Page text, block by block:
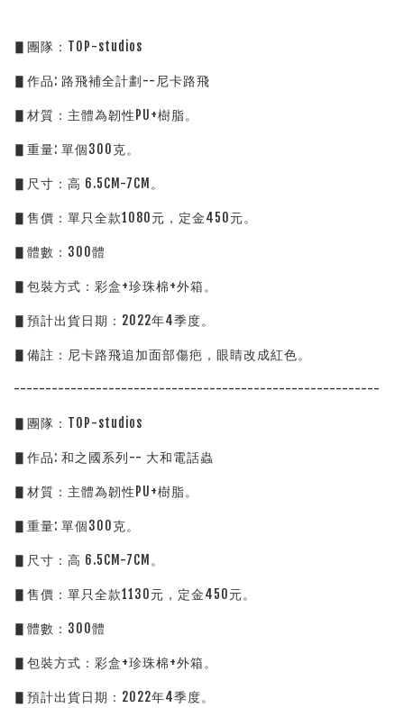
▋團隊：TOP-studios
▋作品: 路飛補全計劃--尼卡路飛
▋材質：主體為韌性PU+樹脂。
▋重量: 單個300克。
▋尺寸：高 6.5CM-7CM。
▋售價：單只全款1080元，定金450元。
▋體數：300體
▋包裝方式：彩盒+珍珠棉+外箱。
▋預計出貨日期：2022年4季度。
▋備註：尼卡路飛追加面部傷疤，眼睛改成紅色。
----------------------------------------------------------
▋團隊：TOP-studios
▋作品: 和之國系列-- 大和電話蟲
▋材質：主體為韌性PU+樹脂。
▋重量: 單個300克。
▋尺寸：高 6.5CM-7CM。
▋售價：單只全款1130元，定金450元。
▋體數：300體
▋包裝方式：彩盒+珍珠棉+外箱。
▋預計出貨日期：2022年4季度。